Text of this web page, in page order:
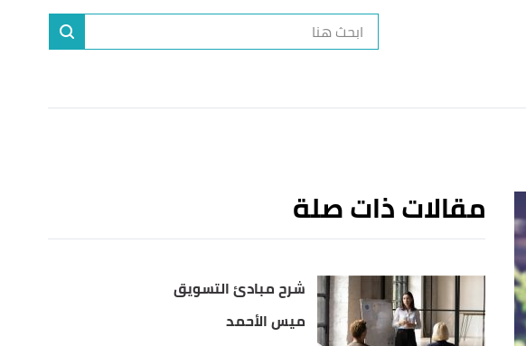
مقالات ذات صلة
شرح مبادئ التسويق
ميس الأحمد